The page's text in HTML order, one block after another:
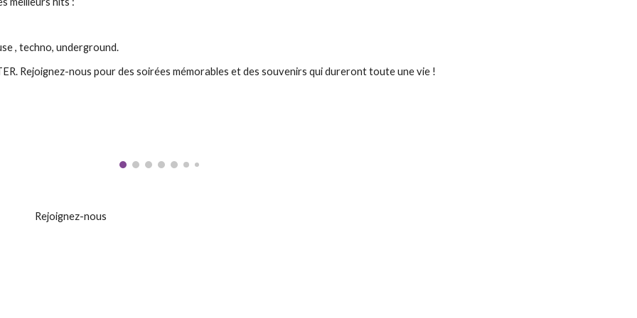
, techno, underground.
Rejoignez-nous pour des soirées mémorables et des souvenirs qui dureront toute une vie !
Rejoignez-nous